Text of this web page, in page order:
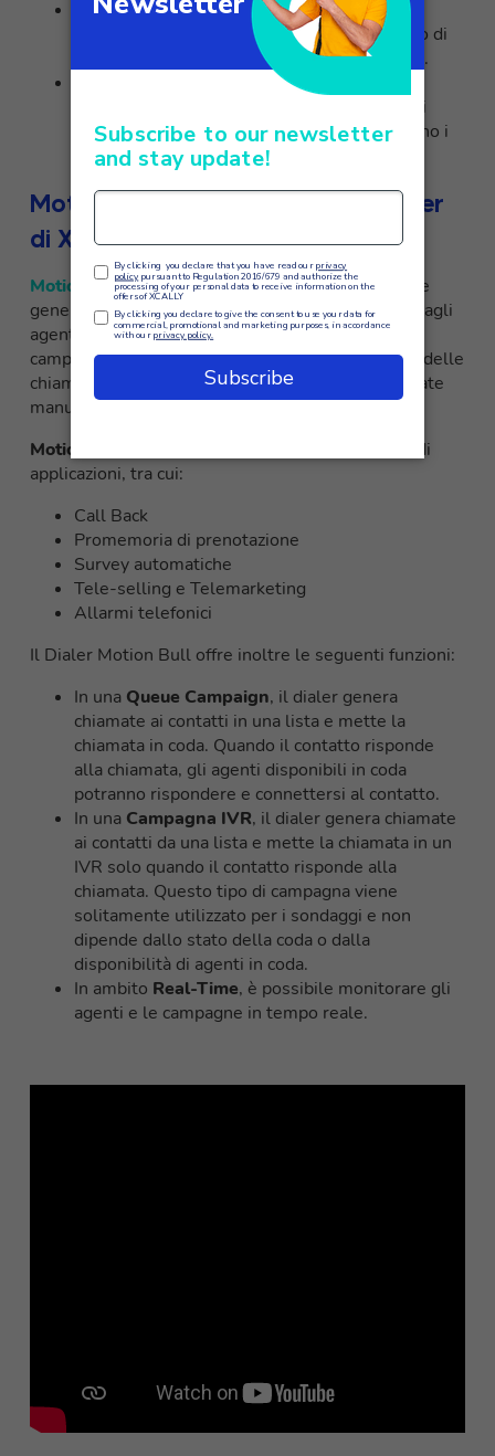
Costi a consumo
Il costo per minuto di chiamata o per numero di
contatti può incidere molto sui costi variabili.
Pacchetti e volumi inclusi
Alcuni servizi includono già pacchetti base di
minuti o contatti. Importante capire quali sono i
volumi inclusi di default.
Motion Bull Dialer: l’outbound dialer
di XCALLY
Motion Bull è un outbound dialer automatico
che
genera chiamate da una lista e connette i contatti agli
agenti o inoltra le chiamate a un IVR in base alla
campagna. Ciò migliora l’efficienza della gestione delle
chiamate evitando che gli agenti effettuino chiamate
manualmente.
Motion Bull
può essere utilizzato per diversi tipi di
applicazioni, tra cui:
Call Back
Promemoria di prenotazione
Survey automatiche
Tele-selling e Telemarketing
Allarmi telefonici
Il Dialer Motion Bull offre inoltre le seguenti funzioni:
In una Queue Campaign, il dialer genera
chiamate ai contatti in una lista e mette la
chiamata in coda. Quando il contatto risponde
alla chiamata, gli agenti disponibili in coda
potranno rispondere e connettersi al contatto.
In una Campagna IVR, il dialer genera chiamate
ai contatti da una lista e mette la chiamata in un
IVR solo quando il contatto risponde alla
chiamata. Questo tipo di campagna viene
solitamente utilizzato per i sondaggi e non
dipende dallo stato della coda o dalla
disponibilità di agenti in coda.
In ambito Real-Time, è possibile monitorare gli
agenti e le campagne in tempo reale.